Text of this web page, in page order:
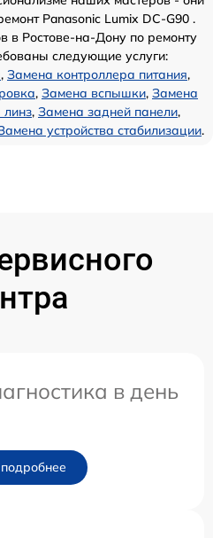
Panasonic Lumix DC-G90 .
в Ростове-на-Дону по ремонту
следующие услуги:
, Замена контроллера питания,
, Замена вспышки, Замена
, Замена задней панели,
устройства стабилизации.
в день